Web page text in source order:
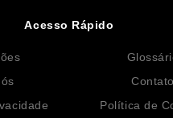
Acesso Rápido
Contato
Política de